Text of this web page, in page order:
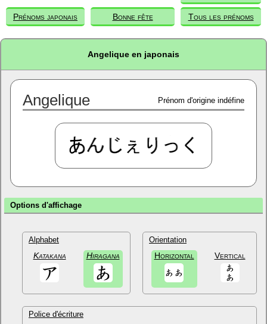
Prénoms japonais Bonne fête Tous les prénoms
Angelique en japonais
Angelique Prénom d'origine indéfine
Options d'affichage
Alphabet
Katakana Hiragana
Orientation
Horizontal Vertical
Police d'écriture